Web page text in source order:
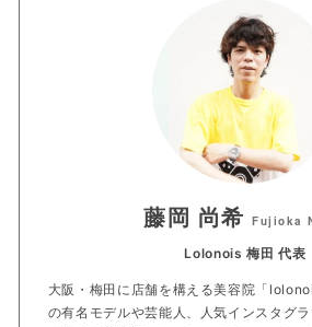
藤岡 尚希Fujioka
Lolonois 梅田 代表
大阪・梅田に店舗を構える美容院「
の有名モデルや芸能人、人気インスタグ